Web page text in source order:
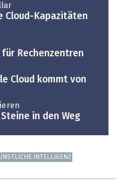
Cloud-Kapazitäten
Rechenzentren
Cloud kommt von
in den Weg
INTELLIGENZ